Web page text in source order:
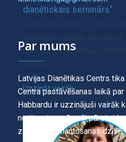
dianētiskais seminārs"
nāvi. Es stipri raudāju
atcerējos.
Uzzināt vairāk
Par mums
Latvijas Dianētikas Centrs
Centra pastāvēšanas laikā par
Habbardu ir uzzinājuši vairāk
no tiem ir saņēmuši
zināšanu izmantošanas dzīvē.